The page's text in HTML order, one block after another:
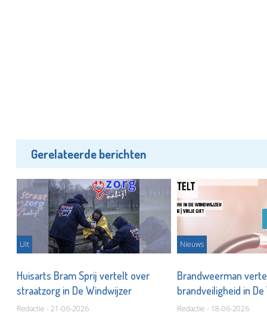
Gerelateerde berichten
Uit
Huisarts Bram Sprij vertelt over
straatzorg in De Windwijzer
Redactie - 21-06-2026
Nieuws
Brandweerman
brandveiligheid in
Redactie - 18-06-2026